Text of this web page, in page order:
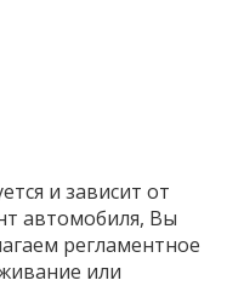
и зависит от
автомобиля, Вы
регламентное
или